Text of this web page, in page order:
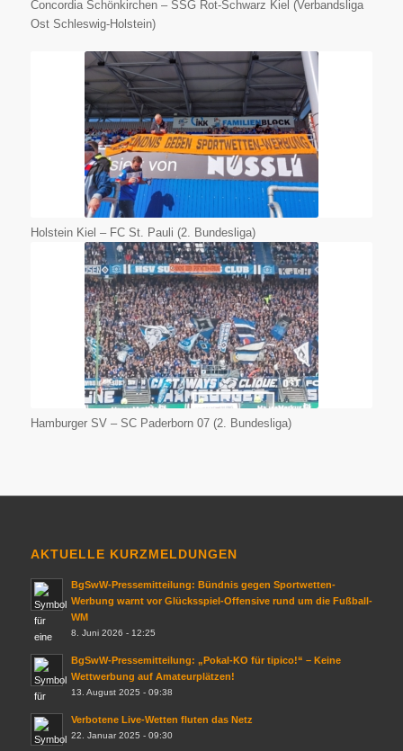
Concordia Schönkirchen – SSG Rot-Schwarz Kiel (Verbandsliga
Ost Schleswig-Holstein)
Holstein Kiel – FC St. Pauli (2. Bundesliga)
Hamburger SV – SC Paderborn 07 (2. Bundesliga)
AKTUELLE KURZMELDUNGEN
BgSwW-Pressemitteilung: Bündnis gegen Sportwetten-
Werbung warnt vor Glücksspiel-Offensive rund um die Fußball-
WM
8. Juni 2026 - 12:25
BgSwW-Pressemitteilung: „Pokal-KO für tipico!“ – Keine
Wettwerbung auf Amateurplätzen!
13. August 2025 - 09:38
Verbotene Live-Wetten fluten das Netz
22. Januar 2025 - 09:30